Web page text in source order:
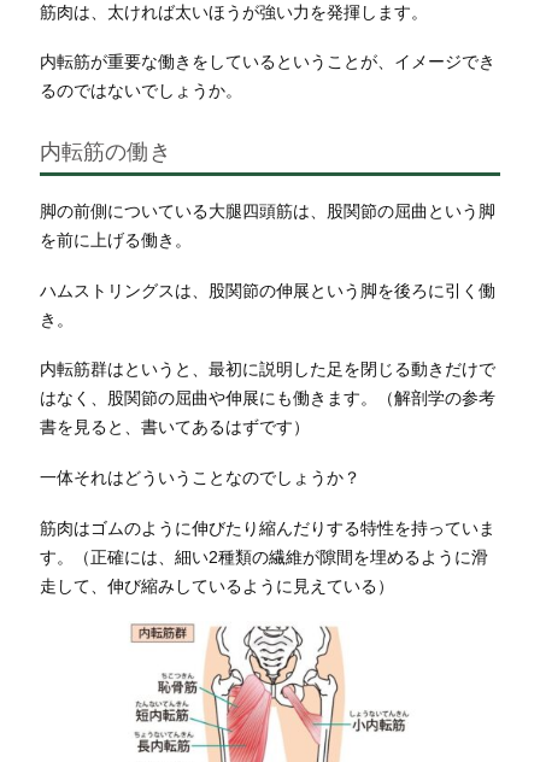
筋肉は、太ければ太いほうが強い力を発揮します。
内転筋が重要な働きをしているということが、イメージでき
るのではないでしょうか。
内転筋の働き
脚の前側についている大腿四頭筋は、股関節の屈曲という脚
を前に上げる働き。
ハムストリングスは、股関節の伸展という脚を後ろに引く働
き。
内転筋群はというと、最初に説明した足を閉じる動きだけで
はなく、股関節の屈曲や伸展にも働きます。（解剖学の参考
書を見ると、書いてあるはずです）
一体それはどういうことなのでしょうか？
筋肉はゴムのように伸びたり縮んだりする特性を持っていま
す。（正確には、細い2種類の繊維が隙間を埋めるように滑
走して、伸び縮みしているように見えている）